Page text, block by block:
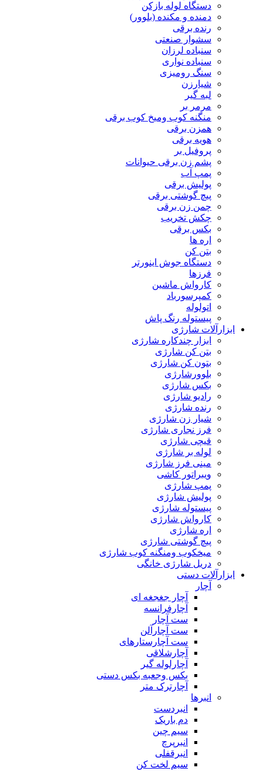
دستگاه لوله بازکن
دمنده و مکنده (بلوور)
رنده برقی
سشوار صنعتی
سنباده لرزان
سنباده نواری
سنگ رومیزی
شیارزن
لبه گیر
مرمر بر
منگنه کوب ومیخ کوب برقی
همزن برقی
هویه برقی
پروفیل بر
پشم زن برقی حیوانات
پمپ آب
پولیش برقی
پیچ گوشتی برقی
چمن زن برقی
چکش تخریب
بکس برقی
اره ها
بتن کن
دستگاه جوش اینورتر
فرزها
کارواش ماشین
کمپرسورباد
اتولوله
پیستوله رنگ پاش
ابزارآلات شارژی
ابزار چندکاره شارژی
بتن کن شارژی
بتون کن شارژی
بلوورشارژی
بکس شارژی
رادیو شارژی
رنده شارژی
شیار زن شارژی
فرز نجاری شارژی
قیچی شارژی
لوله بر شارژی
مینی فرز شارژی
ویبراتور کاشی
پمپ شارژی
پولیش شارژی
پیستوله شارژی
کارواش شارژی
اره شارژی
پیچ گوشتی شارژی
میخکوب ومنگنه کوب شارژی
دریل شارژی خانگی
ابزارآلات دستی
آچار
آچار جغجغه ای
آچارفرانسه
ست آچار
ست آچارآلن
ست آچارستارهای
آچارشلاقی
آچارلوله گیر
بکس وجعبه بکس دستی
آچارترک متر
انبرها
انبردست
دم باریک
سیم چین
انبرپرچ
انبرقفلی
سیم لخت کن